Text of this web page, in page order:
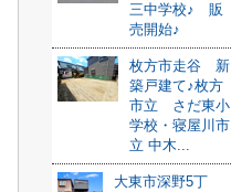
三中学校♪ 販
売開始♪
枚方市走谷 新
築戸建て♪枚方
市立 さだ東小
学校・寝屋川市
立 中木...
大東市深野5丁